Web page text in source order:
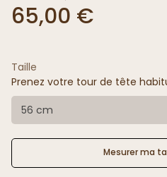
65,00 €
Taille
Prenez votre tour de tête
56 cm
Mesurer ma